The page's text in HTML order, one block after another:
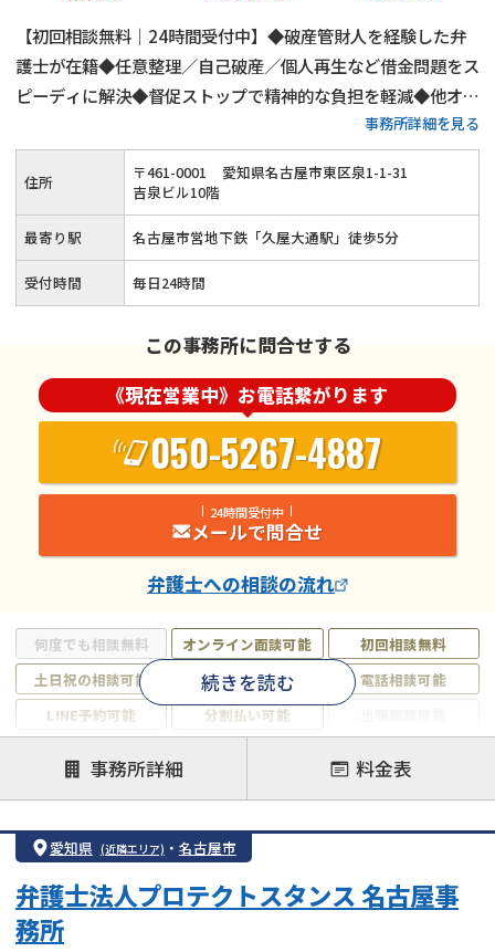
【初回相談無料｜24時間受付中】◆破産管財人を経験した弁
護士が在籍◆任意整理／自己破産／個人再生など借金問題をス
ピーディに解決◆督促ストップで精神的な負担を軽減◆他オフ
ィスとの連携でよりよい解決へ◎≪土日祝日のご相談／オンラ
イン相談も対応≫
事務所詳細を見る
何度でも相談無料 オンライン面談可能
初回相談無料
土日祝の相談可能
19時以降電話可能
電話相談可能
LINE予約可能
分割払い可能
借金返済相談・交渉
自己破産
任意整理
個人再生
時効援用
会社破産・法人破産
住宅ローン
消費者金融・サラ金
カードローン
続きを読む
住所 〒461-0001
愛知県名古屋市東区泉1-1-31
吉泉ビル10階
最寄り駅 名古屋市営地下鉄「久屋大通駅」徒歩5分
受付時間 毎日24時間
この事務所に問合せする
《現在営業中》お電話繋がります
050-5267-4887
24時間受付中
メールで問合せ
弁護士への相談の流れ
事務所詳細 料金表
愛知県 (近隣エリア) ・ 名古屋市
弁護士法人プロテクトスタンス 名古屋事
務所